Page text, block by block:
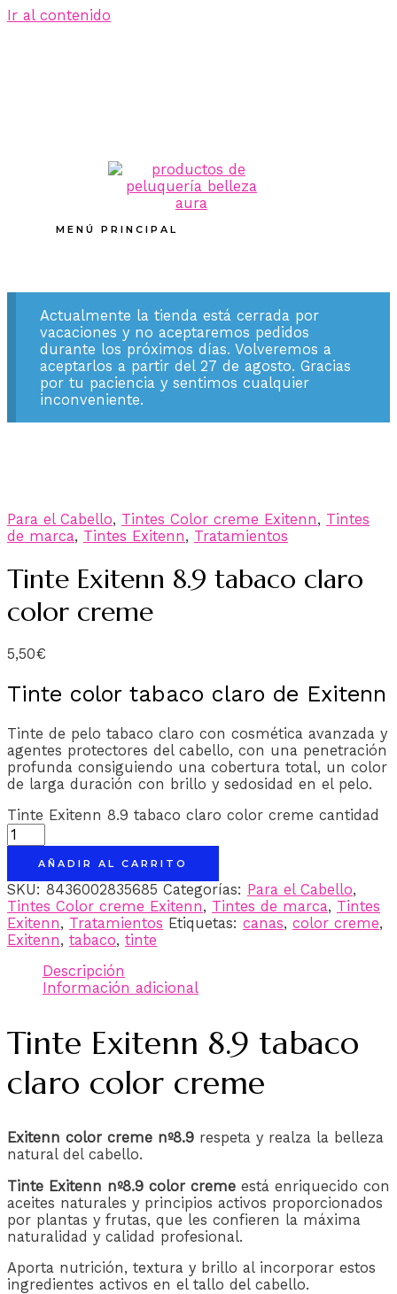
Ir al contenido
MENÚ PRINCIPAL
Actualmente la tienda está cerrada por
vacaciones y no aceptaremos pedidos
durante los próximos días. Volveremos a
aceptarlos a partir del 27 de agosto. Gracias
por tu paciencia y sentimos cualquier
inconveniente.
Para el Cabello, Tintes Color creme Exitenn, Tintes
de marca, Tintes Exitenn, Tratamientos
Tinte Exitenn 8.9 tabaco claro
color creme
5,50€
Tinte color tabaco claro de Exitenn
Tinte de pelo tabaco claro con cosmética avanzada y
agentes protectores del cabello, con una penetración
profunda consiguiendo una cobertura total, un color
de larga duración con brillo y sedosidad en el pelo.
Tinte Exitenn 8.9 tabaco claro color creme cantidad
AÑADIR AL CARRITO
SKU: 8436002835685 Categorías: Para el Cabello,
Tintes Color creme Exitenn, Tintes de marca, Tintes
Exitenn, Tratamientos Etiquetas: canas, color creme,
Exitenn, tabaco, tinte
Descripción
Información adicional
Tinte Exitenn 8.9 tabaco
claro color creme
Exitenn color creme nº8.9 respeta y realza la belleza
natural del cabello.
Tinte Exitenn nº8.9 color creme está enriquecido con
aceites naturales y principios activos proporcionados
por plantas y frutas, que les confieren la máxima
naturalidad y calidad profesional.
Aporta nutrición, textura y brillo al incorporar estos
ingredientes activos en el tallo del cabello.